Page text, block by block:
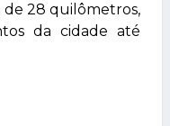
de 28 quilômetros,
da cidade até